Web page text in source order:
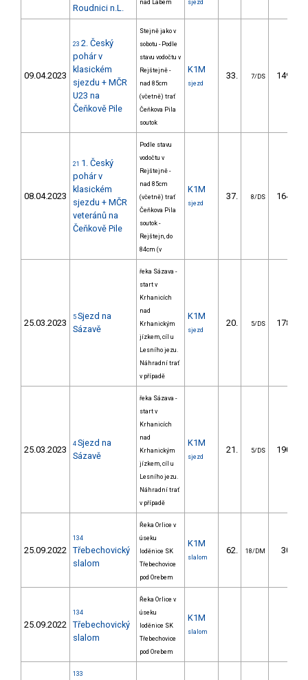
Roudnici n.L.
nad Labem sjezd
09.04.2023
23 2. Český
pohár v
klasickém
sjezdu + MČR
U23 na
Čeňkově Pile
Stejně jako v
sobotu - Podle
stavu vodočtu v
Rejštejně -
nad 85cm
(včetně) trať
Čeňkova Pila
soutok
K1M
sjezd
33. 7/DS 149.15
08.04.2023
21 1. Český
pohár v
klasickém
sjezdu + MČR
veteránů na
Čeňkově Pile
Podle stavu
vodočtu v
Rejštejně -
nad 85cm
(včetně) trať
Čeňkova Pila
soutok -
Rejštejn, do
84cm (v
K1M
sjezd
37. 8/DS 164.32
25.03.2023
5 Sjezd na
Sázavě
řeka Sázava -
start v
Krhanicích
nad
Krhanickým
jízkem, cíl u
Lesního jezu.
Náhradní trať
v případě
K1M
sjezd
20. 5/DS 178.04
25.03.2023
4 Sjezd na
Sázavě
řeka Sázava -
start v
Krhanicích
nad
Krhanickým
jízkem, cíl u
Lesního jezu.
Náhradní trať
v případě
K1M
sjezd
21. 5/DS 190.04
25.09.2022
134
Třebechovický
slalom
Řeka Orlice v
úseku
loděnice SK
Třebechovice
pod Orebem
K1M
slalom
62. 18/DM 30.38
25.09.2022
134
Třebechovický
slalom
Řeka Orlice v
úseku
loděnice SK
Třebechovice
pod Orebem
K1M
slalom
133